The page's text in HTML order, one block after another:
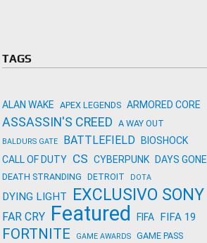
TAGS
ALAN WAKE APEX LEGENDS ARMORED CORE
ASSASSIN'S CREED A WAY OUT
BALDURS GATE BATTLEFIELD
BIOSHOCK
CALL OF DUTY CS CYBERPUNK DAYS GONE
DEATH STRANDING DETROIT DOTA
DYING LIGHT EXCLUSIVO SONY
FAR CRY Featured FIFA FIFA 19
FORTNITE GAME AWARDS
GAME PASS